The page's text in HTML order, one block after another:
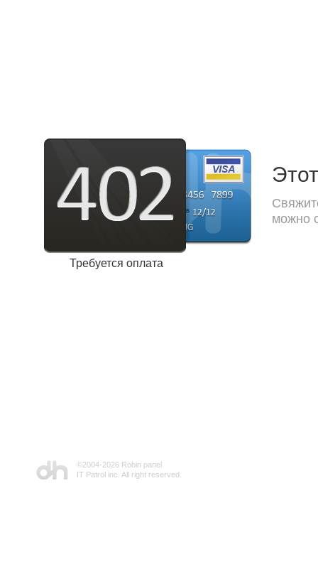
Требуется оплата
можно
©2004-2026 Robin panel
IT Patrol inc. All right reserved.